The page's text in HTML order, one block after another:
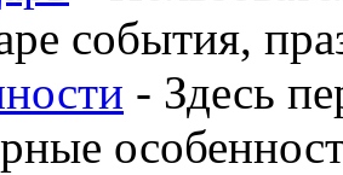
события,
- Здесь